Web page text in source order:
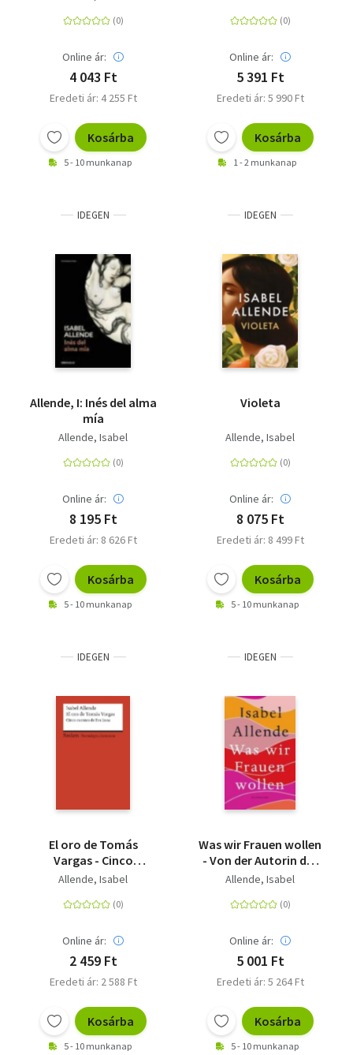
Online ár:
4 043 Ft
Eredeti ár: 4 255 Ft
Kosárba
5 - 10 munkanap
Online ár:
5 391 Ft
Eredeti ár: 5 990 Ft
Kosárba
1 - 2 munkanap
IDEGEN
Allende, I: Inés del alma
mía
Allende, Isabel
Online ár:
8 195 Ft
Eredeti ár: 8 626 Ft
Kosárba
5 - 10 munkanap
IDEGEN
Violeta
Allende, Isabel
Online ár:
8 075 Ft
Eredeti ár: 8 499 Ft
Kosárba
5 - 10 munkanap
IDEGEN
El oro de Tomás
Vargas - Cinco
cuentos de Eva Luna
Allende, Isabel
Online ár:
2 459 Ft
Eredeti ár: 2 588 Ft
Kosárba
5 - 10 munkanap
IDEGEN
Was wir Frauen wollen
- Von der Autorin des
Weltbestsellers 'Das
perfekte Geschenk
Allende, Isabel
Online ár:
5 001 Ft
Eredeti ár: 5 264 Ft
Kosárba
5 - 10 munkanap